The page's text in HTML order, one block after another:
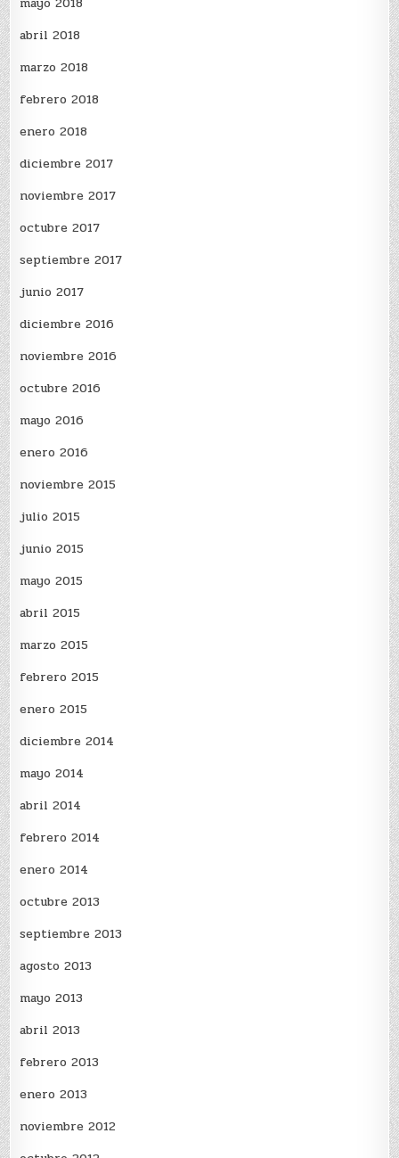
abril 2018
marzo 2018
febrero 2018
enero 2018
diciembre 2017
noviembre 2017
octubre 2017
septiembre 2017
junio 2017
diciembre 2016
noviembre 2016
octubre 2016
mayo 2016
enero 2016
noviembre 2015
julio 2015
junio 2015
mayo 2015
abril 2015
marzo 2015
febrero 2015
enero 2015
diciembre 2014
mayo 2014
abril 2014
febrero 2014
enero 2014
octubre 2013
septiembre 2013
agosto 2013
mayo 2013
abril 2013
febrero 2013
enero 2013
noviembre 2012